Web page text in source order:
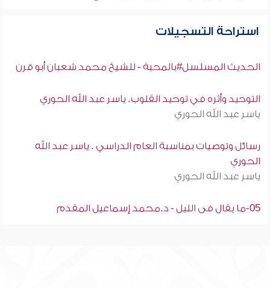
استراحة التسجيلات
الحديث المسلسل#بالمحبة - للشيخ محمد شعبان أبو قرن
التوحيد وأثره في توحيد القلوب. ياسر عبد الله الحوري
ياسر عبد الله الحوري
رسائل وتوصيات بمناسبة العام الدراسي . ياسر عبد الله
الحوري
ياسر عبد الله الحوري
05-ما يقال فى الليل - د.محمد إسماعيل المقدم